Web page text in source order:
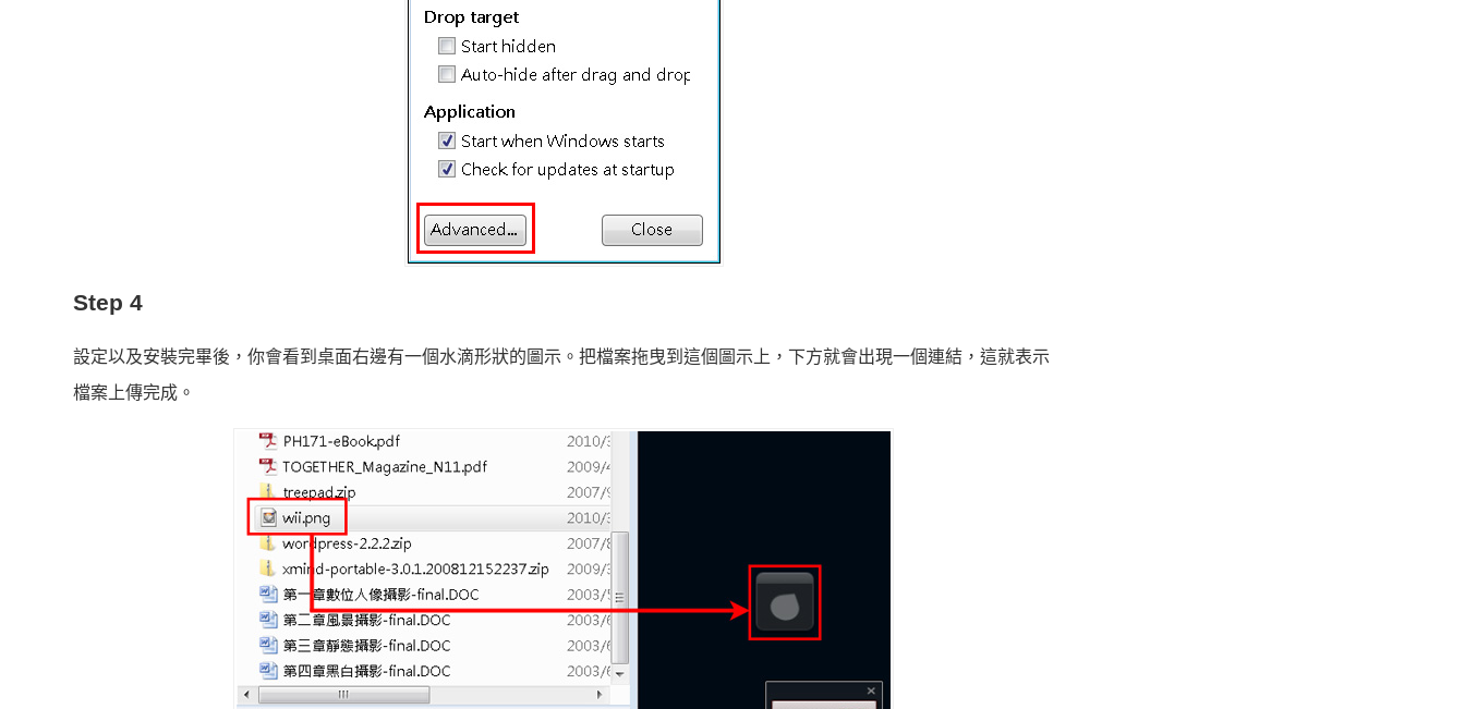
Step 4
設定以及安裝完畢後，你會看到桌面右邊有一個水滴形狀的圖示。把檔案拖曳到這個圖示上，下方就會出現一個連結，這就表示
檔案上傳完成。